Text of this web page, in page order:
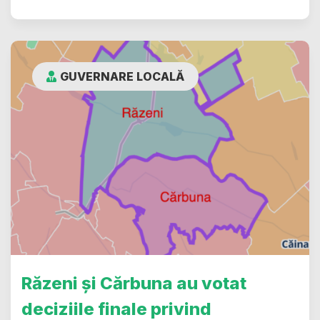
GUVERNARE LOCALĂ
Răzeni și Cărbuna au votat
deciziile finale privind